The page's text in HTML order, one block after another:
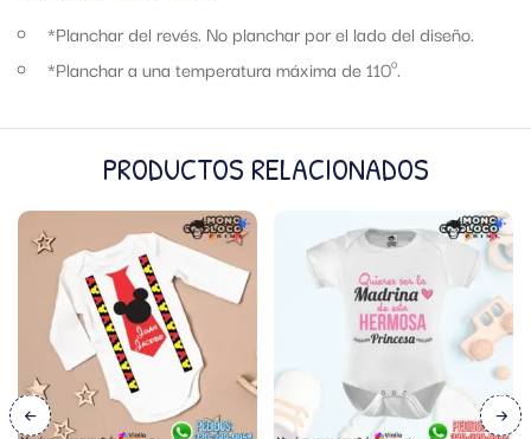
*Planchar del revés. No planchar por el lado del diseño.
*Planchar a una temperatura máxima de 110º.
PRODUCTOS RELACIONADOS